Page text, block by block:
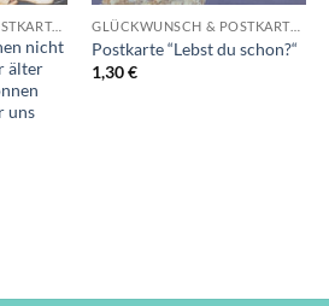
GLÜCKWUNSCH & POSTKARTEN
nicht
älter
uns
GLÜCKWUNSCH & POSTKARTEN
Postkarte “Lebst du schon?“
1,30€